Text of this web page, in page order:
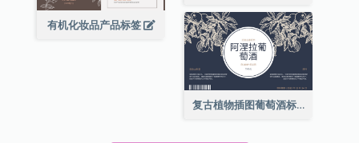
有机化妆品产品标签
复古植物插图葡萄酒标签